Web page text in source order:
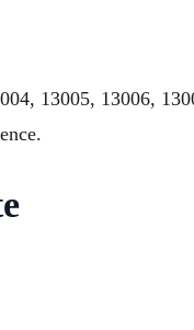
13005, 13006,